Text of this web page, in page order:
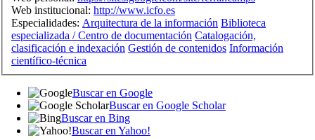
Web institucional: http://www.icfo.es
Especialidades: Arquitectura de la información Biblioteca
especializada / Centro de documentación Catalogación,
clasificación e indexación Gestión de contenidos Información
científico-técnica
Buscar en Google
Buscar en Google Scholar
Buscar en Bing
Buscar en Yahoo!